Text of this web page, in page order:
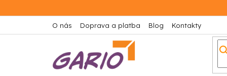
na
O nás Doprava a platba Blog Kontakty